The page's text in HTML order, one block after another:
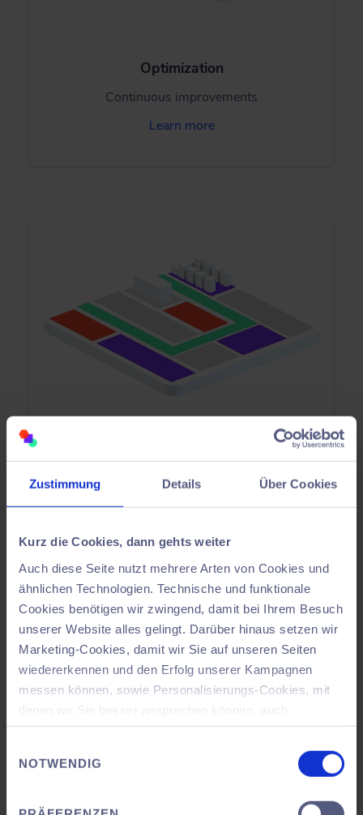
Zustimmung Details Über Cookies
Kurz die Cookies, dann gehts weiter
Auch diese Seite nutzt mehrere Arten von Cookies und
ähnlichen Technologien. Technische und funktionale
Cookies benötigen wir zwingend, damit bei Ihrem Besuch
unserer Website alles gelingt. Darüber hinaus setzen wir
Marketing-Cookies, damit wir Sie auf unseren Seiten
wiedererkennen und den Erfolg unserer Kampagnen
messen können, sowie Personalisierungs-Cookies, mit
außerhalb unserer Webseiten. Dabei kann es
vorkommen, dass Ihre Daten in ein Land außerhalb der
Europäischen Union übertragen werden, welches ggf.
NOTWENDIG
Optimization
Continuous improvements
Learn more
Factory layout
Shopfloor and factory planning